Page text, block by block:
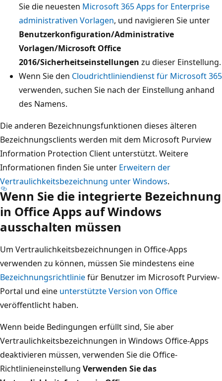
Sie die neuesten Microsoft 365 Apps for Enterprise
administrativen Vorlagen, und navigieren Sie unter
Benutzerkonfiguration/Administrative
Vorlagen/Microsoft Office
2016/Sicherheitseinstellungen zu dieser Einstellung.
Wenn Sie den Cloudrichtliniendienst für Microsoft 365
verwenden, suchen Sie nach der Einstellung anhand
des Namens.
Die anderen Bezeichnungsfunktionen dieses älteren
Bezeichnungsclients werden mit dem Microsoft Purview
Information Protection Client unterstützt. Weitere
Informationen finden Sie unter Erweitern der
Vertraulichkeitsbezeichnung unter Windows.
Wenn Sie die integrierte Bezeichnung
in Office Apps auf Windows
ausschalten müssen
Um Vertraulichkeitsbezeichnungen in Office-Apps
verwenden zu können, müssen Sie mindestens eine
Bezeichnungsrichtliniefür Benutzer im Microsoft Purview-
Portal und eine unterstützte Version von Office
veröffentlicht haben.
Wenn beide Bedingungen erfüllt sind, Sie aber
Vertraulichkeitsbezeichnungen in Windows Office-Apps
deaktivieren müssen, verwenden Sie die Office-
Richtlinieneinstellung Verwenden Sie das